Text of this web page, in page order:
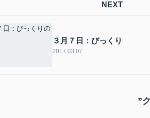
NEXT
３月７日：びっくり
2017.03.07
”